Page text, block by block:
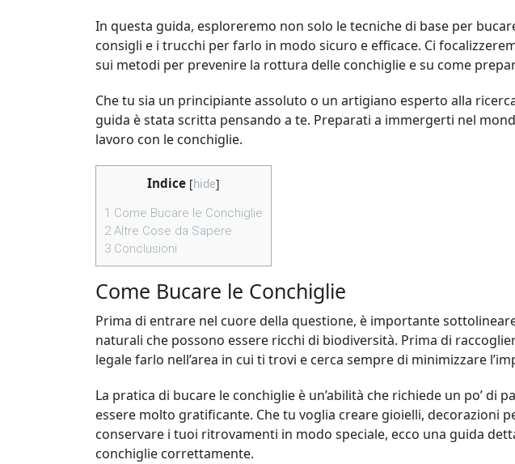
In questa guida, esploreremo non solo le tecniche di base per
consigli e i trucchi per farlo in modo sicuro e efficace. Ci
sui metodi per prevenire la rottura delle conchiglie e su come
Che tu sia un principiante assoluto o un artigiano esperto alla
guida è stata scritta pensando a te. Preparati a immergerti nel
lavoro con le conchiglie.
Indice [hide]
1 Come Bucare le Conchiglie
2Altre Cose da Sapere
3 Conclusioni
Come Bucare le Conchiglie
Prima di entrare nel cuore della questione, è importante
naturali che possono essere ricchi di biodiversità. Prima di
legale farlo nell’area in cui ti trovi e cerca sempre di minimizzare
La pratica di bucare le conchiglie è un’abilità che richiede un po’ di
essere molto gratificante. Che tu voglia creare gioielli, decorazioni
conservare i tuoi ritrovamenti in modo speciale, ecco una guida
conchiglie correttamente.